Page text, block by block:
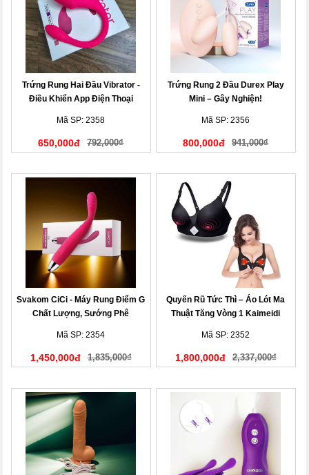
Trứng Rung Hai Đầu Vibrator -
Điều Khiển App Điện Thoại
Mã SP: 2358
650,000đ 792,000₫
Trứng Rung 2 Đầu Durex Play
Mini – Gây Nghiện!
Mã SP: 2356
800,000đ 941,000₫
Svakom CiCi - Máy Rung Điểm G
Chất Lượng, Sướng Phê
Mã SP: 2354
1,450,000đ 1,835,000₫
Quyến Rũ Tức Thì – Áo Lót Ma
Thuật Tăng Vòng 1 Kaimeidi
Mã SP: 2352
1,800,000đ 2,337,000₫